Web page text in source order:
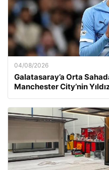
04/08/2026
Galatasaray’a Orta
Manchester City’nin